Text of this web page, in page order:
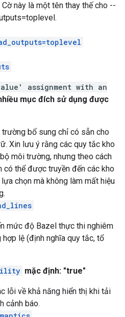
này là một tên thay thế cho --
assignment with an
mục đích sử dụng được
bổ sung chỉ có sẵn cho
Xin lưu ý rằng các quy tắc kho
môi trường, nhưng theo cách
có thể được truyền đến các kho
chọn mà không làm mất hiệu
mức độ Bazel thực thi nghiêm
lệ (định nghĩa quy tắc, tổ
mặc định: "true"
lỗi về khả năng hiển thị khi tải
cảnh báo.